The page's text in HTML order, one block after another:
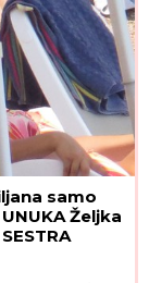
ZA KOJI SE
novac mu
se satima:
je najnoviji
i svaki put
ZA